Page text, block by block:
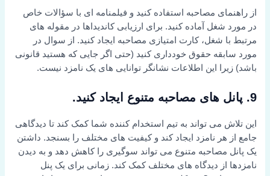
از راهنمای مصاحبه استفاده کنید و فیلمنامه ای با سؤالات خاص
در مورد شغل آماده کنید. برای ارزیابی کاندیداها در مقوله های
مرتبط با شغل، کارت امتیازی مصاحبه ایجاد کنید. از سوال در
مورد سابقه حقوق خودداری کنید (حتی اگر جایی که هستید قانونی
باشد) زیرا این اطلاعات نشانگر توانایی های یک نامزد نیست.
9. پانل های مصاحبه متنوع ایجاد کنید.
این تلاش می تواند به تیم استخدام کننده شما کمک کند تا دیدگاهی
جامع از هر نامزد ایجاد کند و کیفیت های مختلف را بسنجد. داشتن
یک پانل مصاحبه متنوع می تواند سوگیری را کاهش دهد و به دیدن
نامزدها از دیدگاه های مختلف کمک کند. زمانی برای یک پنل